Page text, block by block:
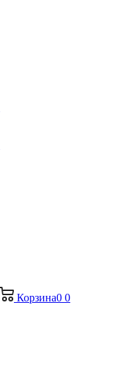
Корзина0 0